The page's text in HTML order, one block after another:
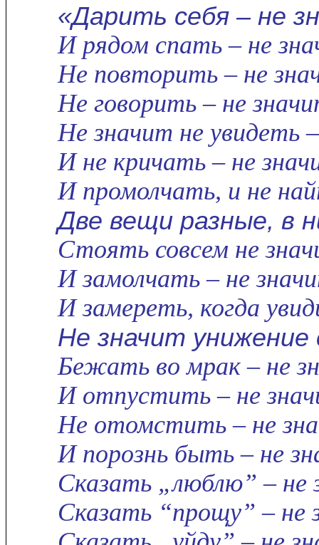
«Дарить себя – не
И рядом спать – не
Не повторить – не
Не говорить – не
Не значит не увидеть
И не кричать – не
И промолчать, и не
Две вещи разные, в
Стоять совсем не
И замолчать – не
И замереть, когда
Не значит
Бежать во мрак – не
И отпустить – не
Не отомстить – не
И порознь быть – не
Сказать „люблю” – не
Сказать “прощу” – не